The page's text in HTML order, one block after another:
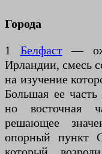
Города
1 Белфаст—
Ирландии, смесь
на изучение
Большая ее
но восточная
решающее
опорный пункт